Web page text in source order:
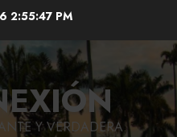
2:55:47 PM
Y VERDADERA.